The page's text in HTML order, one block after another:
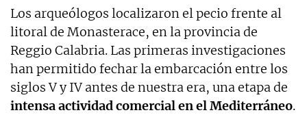
Los arqueólogos localizaron el pecio frente al
litoral de Monasterace, en la provincia de
Reggio Calabria. Las primeras investigaciones
han permitido fechar la embarcación entre los
siglos V y IV antes de nuestra era, una etapa de
intensa actividad comercial en el Mediterráneo.